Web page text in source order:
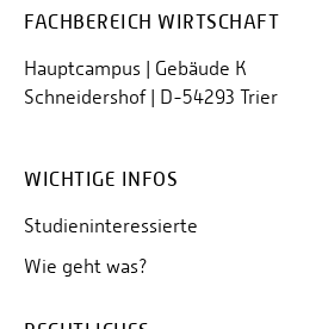
FACHBEREICH WIRTSCHAFT
Hauptcampus | Gebäude K
Schneidershof | D-54293 Trier
WICHTIGE INFOS
Studieninteressierte
Wie geht was?